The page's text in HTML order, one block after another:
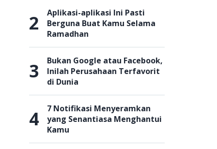
2
Aplikasi-aplikasi Ini Pasti
Berguna Buat Kamu Selama
Ramadhan
3
Bukan Google atau Facebook,
Inilah Perusahaan Terfavorit
di Dunia
4
7 Notifikasi Menyeramkan
yang Senantiasa Menghantui
Kamu